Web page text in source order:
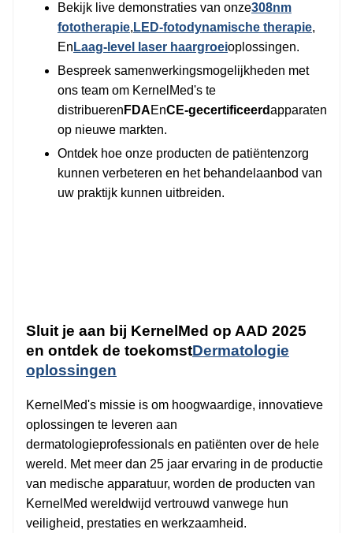
Bekijk live demonstraties van onze308nm
fototherapie, LED-fotodynamische therapie,
En Laag-level laser haargroeioplossingen.
Bespreek samenwerkingsmogelijkheden met
ons team om KernelMed's te
distribueren FDAEnCE-gecertificeerdapparaten
op nieuwe markten.
Ontdek hoe onze producten de patiëntenzorg
kunnen verbeteren en het behandelaanbod van
uw praktijk kunnen uitbreiden.
Sluit je aan bij KernelMed op AAD 2025
en ontdek de toekomstDermatologie
oplossingen
KernelMed's missie is om hoogwaardige, innovatieve
oplossingen te leveren aan
dermatologieprofessionals en patiënten over de hele
wereld. Met meer dan 25 jaar ervaring in de productie
van medische apparatuur, worden de producten van
KernelMed wereldwijd vertrouwd vanwege hun
veiligheid, prestaties en werkzaamheid.